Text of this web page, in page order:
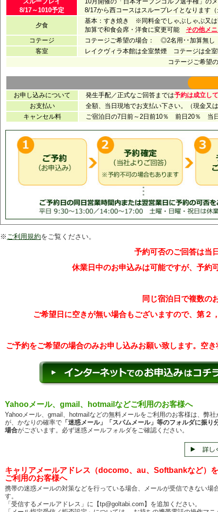
※ ご利用規約をご覧ください。
予約可否のご回答は当
休業日中のお申込みは可能ですが、予約
同じ宿泊日で複数の
ご希望日に空きが無い場合もございますので、第
ご予約をご希望の場合のみお申し込みお願い致します。空
Yahooメール、gmail、hotmailなどご利用のお客様へ
Yahooメール、gmail、hotmailなどの無料メールをご利用のお客様は、弊
が、かなりの確率で 「迷惑メール」「スパムメール」等のフォルダに振り
場合がございます。必ず迷惑メールフォルダをご確認ください。
キャリアメールアドレス（docomo、au、Softbankなど）を
ご利用のお客様へ
携帯の迷惑メールの対策などを行っている場合、メールが受信できない場
す。
「受信するメールアドレス」に【tp@goltabi.com】を追加ください。